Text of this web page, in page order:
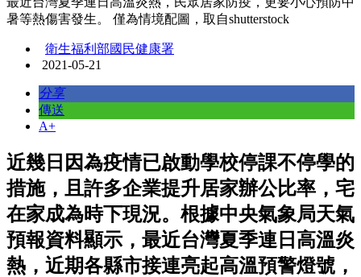
暑等熱傷害發生。 僅為情境配圖，取自shutterstock
衛生福利部國民健康署
2021-05-21
分享
傳送
A+
近幾日因為疫情已啟動學校停課不停學的
措施，且許多企業提升居家辦公比率，宅
在家成為時下現況。根據中央氣象局天氣
預報資料顯示，最近台灣夏季連日高溫炎
熱，近期各縣市接連亮起高溫預警燈號，